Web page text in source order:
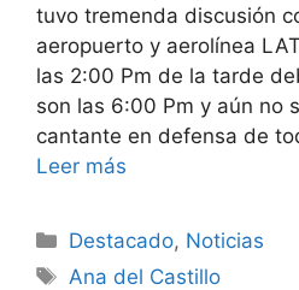
tuvo tremenda discusión
aeropuerto y aerolínea
las 2:00 Pm de la tarde
son las 6:00 Pm y aún no
cantante en defensa de
Leer más
Destacado, Noticias
Ana del Castillo